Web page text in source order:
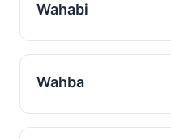
Wahabi
Wahba